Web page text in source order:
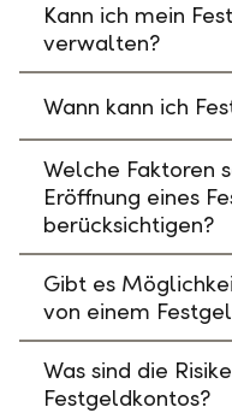
Kann ich mein
verwalten?
Wann kann ich
Welche Faktoren
Eröffnung eines
berücksichtigen?
Gibt es
von einem
Was sind die
Festgeldkontos?